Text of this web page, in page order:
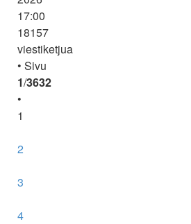
17:00
18157
viestiketjua
• Sivu
1/3632
•
1
2
3
4